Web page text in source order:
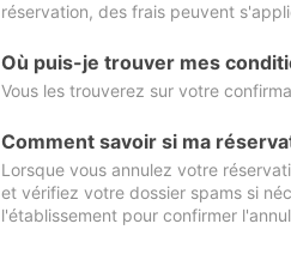
réservation, des frais peuvent
Où puis-je trouver mes
Vous les trouverez sur votre
Comment savoir si ma
Lorsque vous annulez votre
et vérifiez votre dossier spams si
l'établissement pour confirmer